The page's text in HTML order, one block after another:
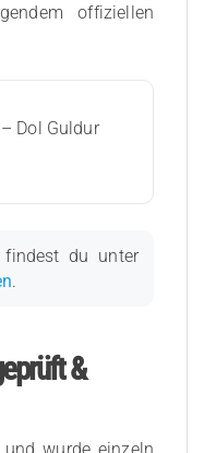
offiziellen
Dol Guldur
findest du unter
.
&
wurde einzeln